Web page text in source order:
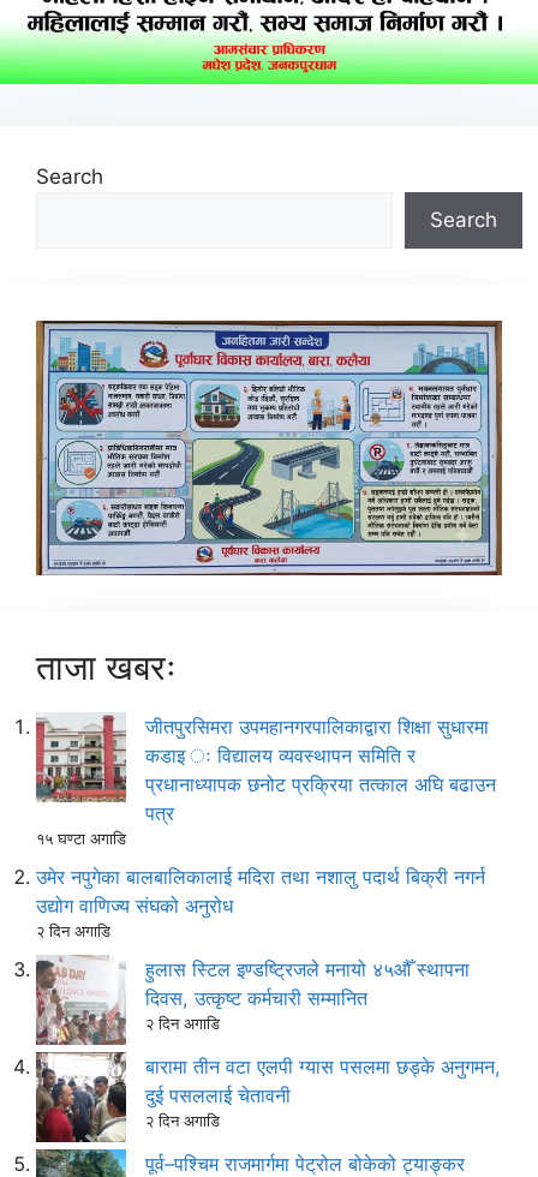
Search
Search
ताजा खबरः
जीतपुरसिमरा उपमहानगरपालिकाद्वारा शिक्षा सुधारमा
कडाइ ः विद्यालय व्यवस्थापन समिति र
प्रधानाध्यापक छनोट प्रक्रिया तत्काल अघि बढाउन
पत्र
१५ घण्टा अगाडि
उमेर नपुगेका बालबालिकालाई मदिरा तथा नशालु पदार्थ बिक्री नगर्न
उद्योग वाणिज्य संघको अनुरोध
२ दिन अगाडि
हुलास स्टिल इण्डष्ट्रिजले मनायो ४५औँ स्थापना
दिवस, उत्कृष्ट कर्मचारी सम्मानित
२ दिन अगाडि
बारामा तीन वटा एलपी ग्यास पसलमा छड्के अनुगमन,
दुई पसललाई चेतावनी
२ दिन अगाडि
पूर्व–पश्चिम राजमार्गमा पेट्रोल बोकेको ट्याङ्कर